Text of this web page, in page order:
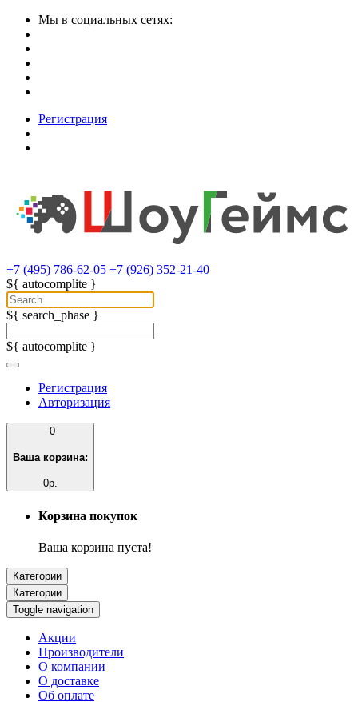
Мы в социальных сетях:
Регистрация
+7 (495) 786-62-05 +7 (926) 352-21-40
${ autocomplite }
${ search_phase }
${ autocomplite }
Регистрация
Авторизация
0
Ваша корзина:
0р.
Корзина покупок
Ваша корзина пуста!
Категории
Категории
Toggle navigation
Акции
Производители
О компании
О доставке
Об оплате